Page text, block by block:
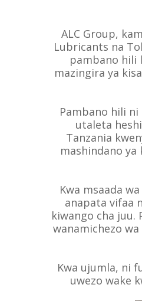
ALC Group,
Lubricants na
pambano hili
mazingira ya
Pambano hili ni
utaleta
Tanzania
mashindano
Kwa msaada
anapata vifaa
kiwango cha juu.
wanamichezo
Kwa ujumla, ni
uwezo wake